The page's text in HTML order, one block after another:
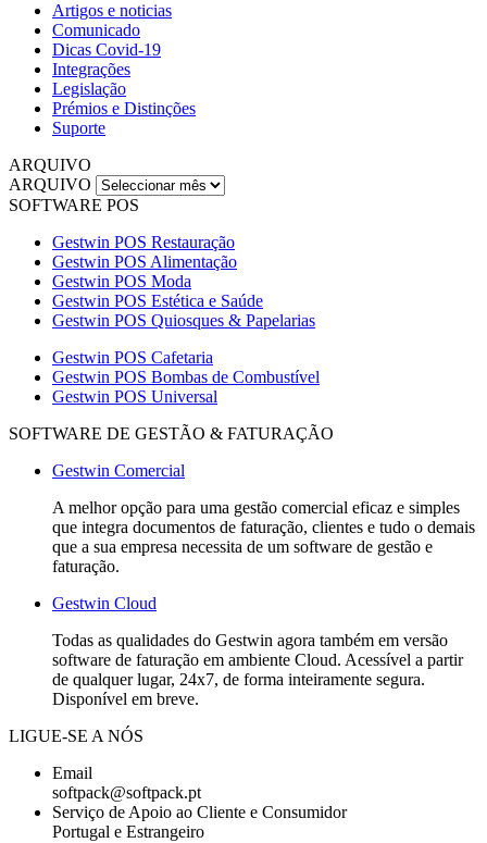
Artigos e noticias
Comunicado
Dicas Covid-19
Integrações
Legislação
Prémios e Distinções
Suporte
ARQUIVO
ARQUIVO
SOFTWARE POS
Gestwin POS Restauração
Gestwin POS Alimentação
Gestwin POS Moda
Gestwin POS Estética e Saúde
Gestwin POS Quiosques & Papelarias
Gestwin POS Cafetaria
Gestwin POS Bombas de Combustível
Gestwin POS Universal
SOFTWARE DE GESTÃO & FATURAÇÃO
Gestwin Comercial
A melhor opção para uma gestão comercial eficaz e simples
que integra documentos de faturação, clientes e tudo o demais
que a sua empresa necessita de um software de gestão e
faturação.
Gestwin Cloud
Todas as qualidades do Gestwin agora também em versão
software de faturação em ambiente Cloud. Acessível a partir
de qualquer lugar, 24x7, de forma inteiramente segura.
Disponível em breve.
LIGUE-SE A NÓS
Email
softpack@softpack.pt
Serviço de Apoio ao Cliente e Consumidor
Portugal e Estrangeiro